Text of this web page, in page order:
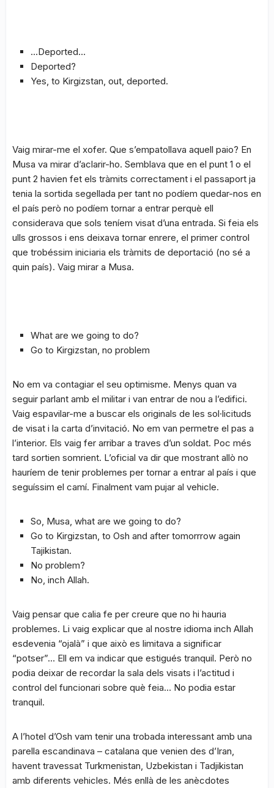
…Deported…
Deported?
Yes, to Kirgizstan, out, deported.
Vaig mirar-me el xofer. Que s’empatollava aquell paio? En
Musa va mirar d’aclarir-ho. Semblava que en el punt 1 o el
punt 2 havien fet els tràmits correctament i el passaport ja
tenia la sortida segellada per tant no podíem quedar-nos en
el país però no podíem tornar a entrar perquè ell
considerava que sols teníem visat d’una entrada. Si feia els
ulls grossos i ens deixava tornar enrere, el primer control
que trobéssim iniciaria els tràmits de deportació (no sé a
quin país). Vaig mirar a Musa.
What are we going to do?
Go to Kirgizstan, no problem
No em va contagiar el seu optimisme. Menys quan va
seguir parlant amb el militar i van entrar de nou a l’edifici.
Vaig espavilar-me a buscar els originals de les sol·licituds
de visat i la carta d’invitació. No em van permetre el pas a
l’interior. Els vaig fer arribar a traves d’un soldat. Poc més
tard sortien somrient. L’oficial va dir que mostrant allò no
hauríem de tenir problemes per tornar a entrar al país i que
seguíssim el camí. Finalment vam pujar al vehicle.
So, Musa, what are we going to do?
Go to Kirgizstan, to Osh and after tomorrrow again
Tajikistan.
No problem?
No, inch Allah.
Vaig pensar que calia fe per creure que no hi hauria
problemes. Li vaig explicar que al nostre idioma inch Allah
esdevenia “ojalà” i que això es limitava a significar
“potser”… Ell em va indicar que estigués tranquil. Però no
podia deixar de recordar la sala dels visats i l’actitud i
control del funcionari sobre què feia… No podia estar
tranquil.
A l’hotel d’Osh vam tenir una trobada interessant amb una
parella escandinava – catalana que venien des d’Iran,
havent travessat Turkmenistan, Uzbekistan i Tadjikistan
amb diferents vehicles. Més enllà de les anècdotes